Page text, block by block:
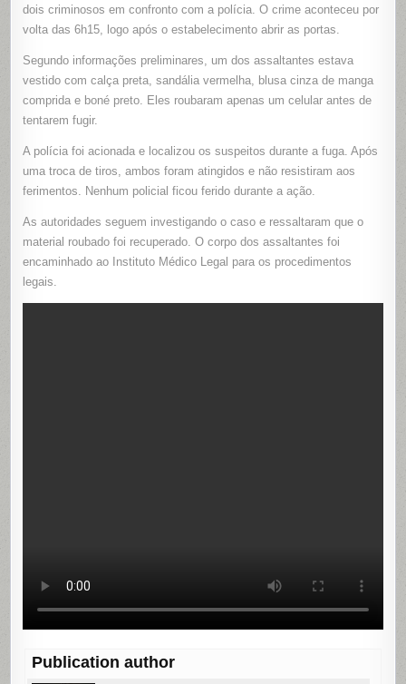
A
POLÍCIA
PADARIA
PARÁ
dois criminosos em confronto com a polícia. O crime aconteceu por
volta das 6h15, logo após o estabelecimento abrir as portas.
Segundo informações preliminares, um dos assaltantes estava
vestido com calça preta, sandália vermelha, blusa cinza de manga
comprida e boné preto. Eles roubaram apenas um celular antes de
tentarem fugir.
A polícia foi acionada e localizou os suspeitos durante a fuga. Após
uma troca de tiros, ambos foram atingidos e não resistiram aos
ferimentos. Nenhum policial ficou ferido durante a ação.
As autoridades seguem investigando o caso e ressaltaram que o
material roubado foi recuperado. O corpo dos assaltantes foi
encaminhado ao Instituto Médico Legal para os procedimentos
legais.
Publication author